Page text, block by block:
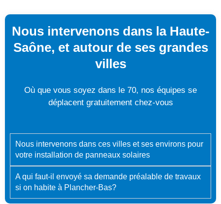
Nous intervenons dans la Haute-
Saône, et autour de ses grandes
villes
Où que vous soyez dans le 70, nos équipes se
déplacent gratuitement chez-vous
Nous intervenons dans ces villes et ses environs pour
votre installation de panneaux solaires
A qui faut-il envoyé sa demande préalable de travaux
si on habite à Plancher-Bas?